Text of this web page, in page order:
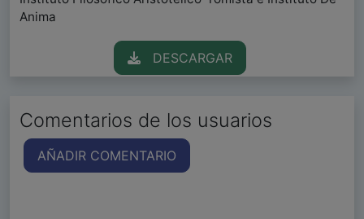
Anima
DESCARGAR
Comentarios de los usuarios
AÑADIR COMENTARIO